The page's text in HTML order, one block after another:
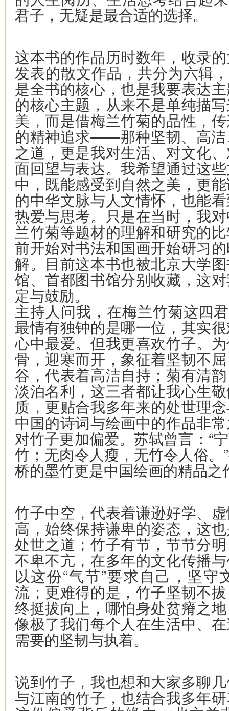
君子，无疑是最合适的选择。
这本书的作品历时数年，收录
发表的散文作品，共分为六辑
是全书的核心，也是我要表达
的核心主题，从来不是单纯描
美，而是借梅兰竹菊的品性，
的精神追求——那种坚韧、高洁
之道，更是我对生活、对文化
面回望与表达。我希望通过这
中，既能感受到自然之美，更
的中华文脉与人文情怀，也能
热爱与思考。只是在当时，我
兰竹菊等题材的理解和研究的
前开始对书法和国画开始研习
解。目前这本书也被北京大学
馆、首都图书馆分别收藏，这
定与鼓励。
主持人问我，在梅兰竹菊这四
最情有独钟的是哪一位，其实
心中最爱。但我更喜欢竹子。
骨，迎寒而开，象征着坚韧不
谷，代表着高洁自持；菊有清
淡泊名利，这三者都让我心生
质，更贴合我多年来的处世理
中国的诗词与绘画中的作品非
对竹子更加偏爱。苏轼曾言：“
竹；无肉令人瘦，无竹令人俗。
桥的墨竹更是中国绘画的精品之
竹子中空，代表着谦逊好学、
高，始终保持谦卑的姿态，这
处世之道；竹子有节，节节分
不卑不亢，在多年的文化传播
以这份“气节”要求自己，坚守
流；更难得的是，竹子坚韧不
终挺拔向上，哪怕身处贫瘠之
像极了我们每个人在生活中、
需要的坚韧与执着。
说到竹子，我也想和大家多聊
与江南的竹子，也结合我多年